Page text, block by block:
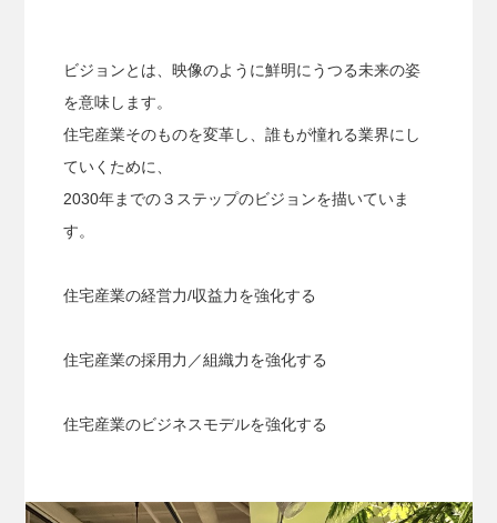
ビジョンとは、映像のように鮮明にうつる未来の姿
を意味します。
住宅産業そのものを変革し、誰もが憧れる業界にし
ていくために、
2030年までの３ステップのビジョンを描いていま
す。
住宅産業の経営力/収益力を強化する
住宅産業の採用力／組織力を強化する
住宅産業のビジネスモデルを強化する